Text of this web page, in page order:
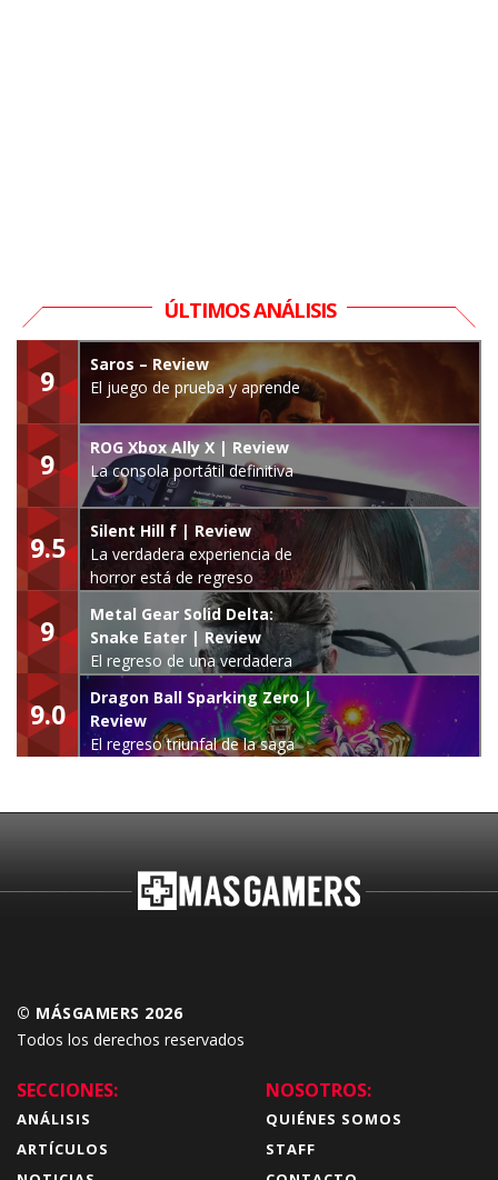
ÚLTIMOS ANÁLISIS
9
Saros – Review
El juego de prueba y aprende
9
ROG Xbox Ally X | Review
La consola portátil definitiva
9.5
Silent Hill f | Review
La verdadera experiencia de
horror está de regreso
9
Metal Gear Solid Delta:
Snake Eater | Review
El regreso de una verdadera
leyenda
9.0
Dragon Ball Sparking Zero |
Review
El regreso triunfal de la saga
© MÁSGAMERS 2026
Todos los derechos reservados
SECCIONES:
ANÁLISIS
ARTÍCULOS
NOSOTROS:
QUIÉNES SOMOS
STAFF